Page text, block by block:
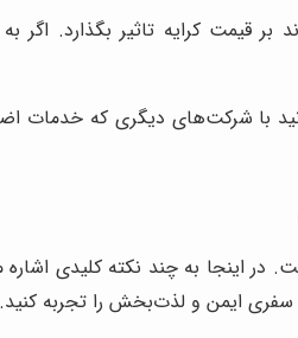
بر قیمت کرایه تاثیر بگذارد.
با شرکت‌های دیگری که خدمات
در اینجا به چند نکته کلیدی
سفری ایمن و لذت‌بخش را تجربه کنید.